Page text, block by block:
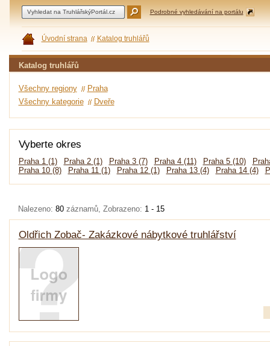
Podrobné vyhledávání na portálu
Úvodní strana Katalog truhlářů
Katalog truhlářů
Všechny regiony
Praha
Všechny kategorie
Dveře
Vyberte okres
Praha 1 (1) Praha 2 (1) Praha 3 (7) Praha 4 (11) Praha 5 (10)
Praha 10 (8)
Praha 11 (1) Praha 12 (1) Praha 13 (4) Praha 14 (4)
Nalezeno: 80 záznamů, Zobrazeno: 1 - 15
Oldřich Zobač- Zakázkové nábytkové truhlářství